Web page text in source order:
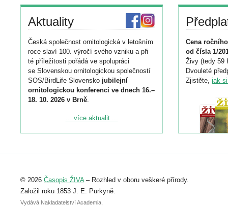
Aktuality
Česká společnost ornitologická v letošním
roce slaví 100. výročí svého vzniku a při
té příležitosti pořádá ve spolupráci
se Slovenskou ornitologickou společností
SOS/BirdLife Slovensko jubilejní
ornitologickou konferenci ve dnech 16.–
18. 10. 2026 v Brně.
Podrobnější informace ke konferenci
Registrovat se můžete do 6. září.
abstraktu přihlášené přednášky nebo
posteru je už 30. června.
... více aktualit ...
Cena
od čísla 1/
Živy (tedy 59
Dvouleté
Zjistěte, jak
© 2026 Časopis ŽIVA– Rozhled v oboru veškeré přírody.
Založil roku 1853 J. E. Purkyně.
Vydává Nakladatelství Academia,